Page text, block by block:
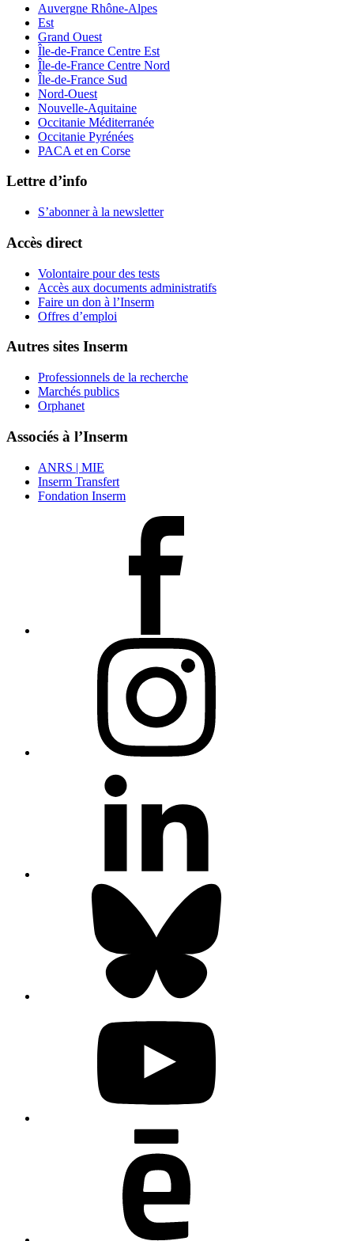
Auvergne Rhône-Alpes
Est
Grand Ouest
Île-de-France Centre Est
Île-de-France Centre Nord
Île-de-France Sud
Nord-Ouest
Nouvelle-Aquitaine
Occitanie Méditerranée
Occitanie Pyrénées
PACA et en Corse
Lettre d’info
S’abonner à la newsletter
Accès direct
Volontaire pour des tests
Accès aux documents administratifs
Faire un don à l’Inserm
Offres d’emploi
Autres sites Inserm
Professionnels de la recherche
Marchés publics
Orphanet
Associés à l’Inserm
ANRS | MIE
Inserm Transfert
Fondation Inserm